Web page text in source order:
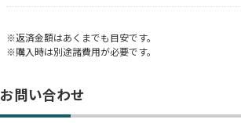
※返済金額はあくまでも目安です。
※購入時は別途諸費用が必要です。
お問い合わせ